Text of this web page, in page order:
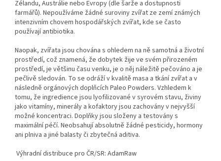
Zélandu, Austrálie nebo Evropy (dle šarže a dostupnosti
farmářů). Nepoužíváme žádné suroviny zvířat ze zemí známých
intenzivním chovem hospodářských zvířat, kde se často
používají antibiotika.
Naopak, zvířata jsou chována s ohledem na ně samotná a životní
prostředí, což znamená, že dobytek žije ve svém přirozeném
prostředí, je většinu času venku, je o něj náležitě pečováno a je
pečlivě sledován. To se odráží v kvalitě masa a tkání zvířat a v
následně orgánových doplňcích Paleo Powders. Vzhledem k
tomu, že ingredience jsou lyofilizované v syrovém stavu, živiny
jako vitamíny, minerály a kofaktory jsou zachovány v nejvyšší
možné koncentraci. Doplňky jsou složeny a testovány s
maximální péčí. Neobsahují absolutně žádné pesticidy, hormony
ani plniva a jiné balasty či zbytečná aditiva.
Výhradní distribuce pro ČR/SR: AdamRaw